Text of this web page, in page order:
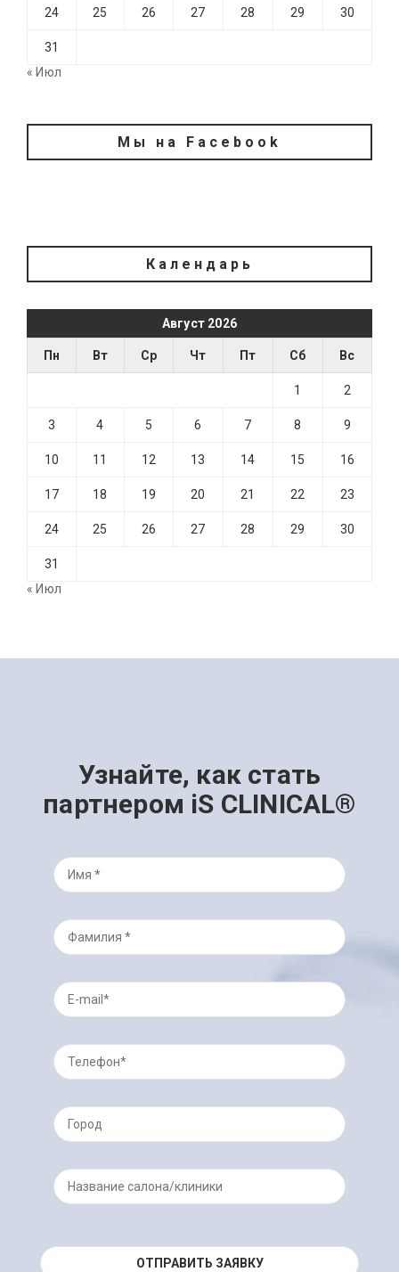
24 25 26 27 28 29 30
31
« Июл
Мы на Facebook
Календарь
Август 2026
Пн Вт Ср Чт Пт Сб Вс
1 2
3 4 5 6 7 8 9
10 11 12 13 14 15 16
17 18 19 20 21 22 23
24 25 26 27 28 29 30
31
« Июл
Узнайте, как стать
партнером iS CLINICAL®